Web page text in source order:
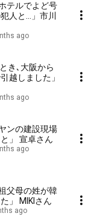
テルでよど号
人と...」市川
ago
き､大阪から
越しました」
ago
ンの建設現場
」 宣卓さん
ago
父母の姓が韓
」 MIKIさん
ago